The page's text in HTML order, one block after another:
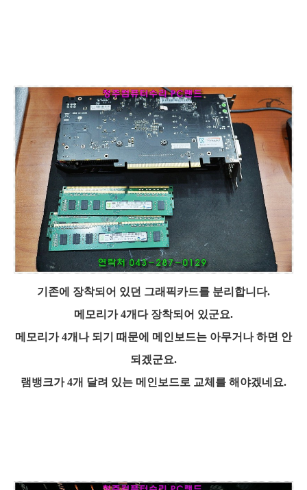
기존에 장착되어 있던 그래픽카드를 분리합니다.
메모리가 4개다 장착되어 있군요.
메모리가 4개나 되기 때문에 메인보드는 아무거나 하면 안
되겠군요.
램뱅크가 4개 달려 있는 메인보드로 교체를 해야겠네요.